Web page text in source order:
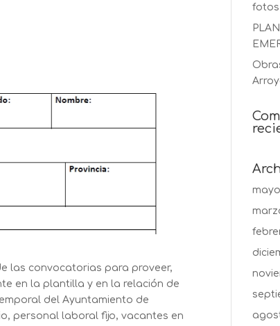
las convocatorias para proveer,
en la plantilla y en la relación de
del Ayuntamiento de
personal laboral fijo, vacantes en
fotos